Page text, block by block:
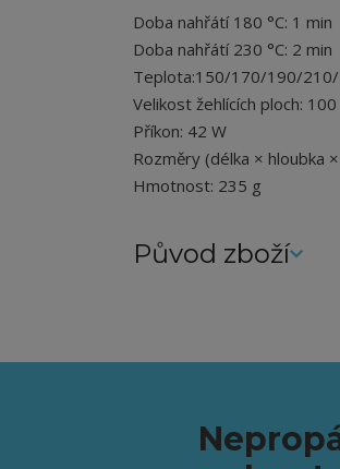
Doba nahřátí 180 °C: 1 min
Doba nahřátí 230 °C: 2 min
Teplota:150/170/190/210/
Velikost žehlících ploch:
Příkon: 42 W
Rozměry (délka × hloubka
Hmotnost: 235 g
Původ zboží